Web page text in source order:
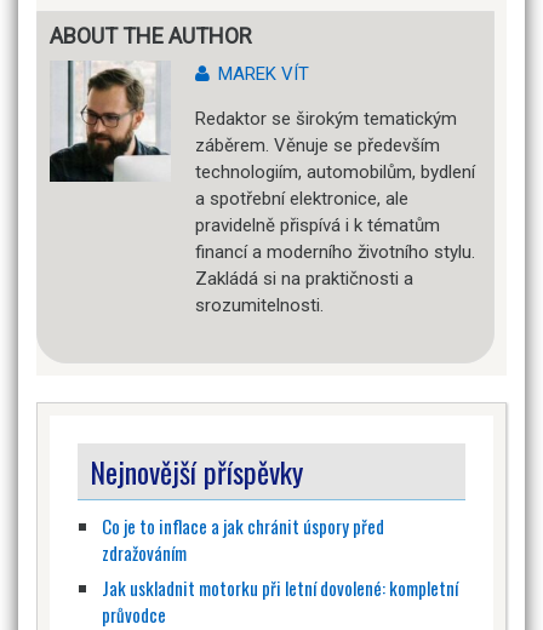
ABOUT THE AUTHOR
MAREK VÍT
Redaktor se širokým tematickým
záběrem. Věnuje se především
technologiím, automobilům, bydlení
a spotřební elektronice, ale
pravidelně přispívá i k tématům
financí a moderního životního stylu.
Zakládá si na praktičnosti a
srozumitelnosti.
Nejnovější příspěvky
Co je to inflace a jak chránit úspory před
zdražováním
Jak uskladnit motorku při letní dovolené: kompletní
průvodce